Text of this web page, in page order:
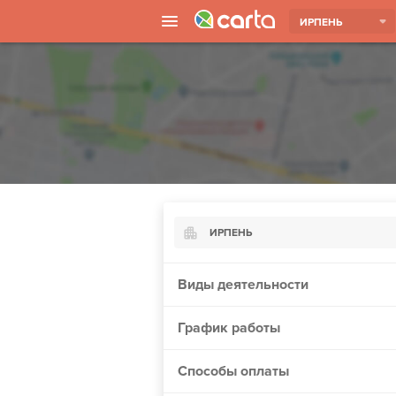
ИРПЕНЬ
ИРПЕНЬ
Борисполь
Виды деятельности
График работы
Способы оплаты